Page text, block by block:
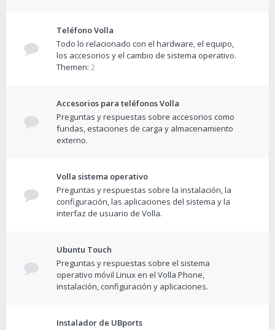
Teléfono Volla
Todo lo relacionado con el hardware, el equipo,
los accesorios y el cambio de sistema operativo.
Themen: 2
Accesorios para teléfonos Volla
Preguntas y respuestas sobre accesorios como
fundas, estaciones de carga y almacenamiento
externo.
Volla sistema operativo
Preguntas y respuestas sobre la instalación, la
configuración, las aplicaciones del sistema y la
interfaz de usuario de Volla.
Ubuntu Touch
Preguntas y respuestas sobre el sistema
operativo móvil Linux en el Volla Phone,
instalación, configuración y aplicaciones.
Instalador de UBports